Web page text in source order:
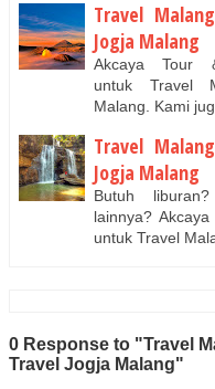
Travel
Jogja Malang
Akcaya Tour
untuk Travel
Malang. Kami
Travel
Jogja Malang
Butuh
lainnya?
untuk Travel
0 Response to "Travel
Travel Jogja Malang"